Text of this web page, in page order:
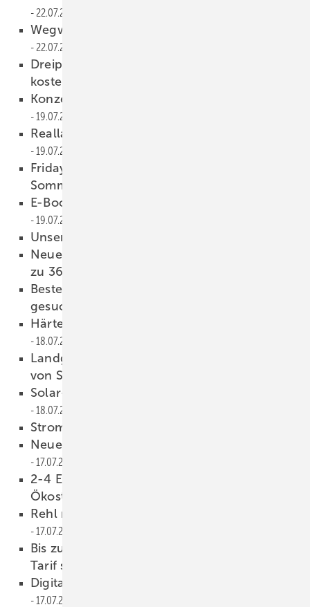
22.07.2019
Wegweisendes Urteil für Landwirte
22.07.2019
Dreiphasiger Umrichter kommt mit
kostenlosem Monitoring
Konzernweit 100 Prozent Ökostrom ab 2020
19.07.2019
Reallabore setzen auf Wasserstoff
19.07.2019
Fridays for Future macht keine
Sommerpause
E-Boote: Die Königin des Comer Sees
19.07.2019
Unsere Produkte der Woche
Neues Video: Das Neon R von LG liefert bis
zu 360 Watt
Beste Doktorandin der Elektrotechnik
gesucht
Härtere Strafen für Stromzocker geplant
18.07.2019
Landgericht bestätigt Garantiebedingungen
von Sonnen
Solar-Carport und Wall-Boxen für BMWi
18.07.2019
Strom mit Keramik speichern
Neues Verfahren für Perowskit-Zellen
17.07.2019
2-4 Energy entwickelt Druckluftspeicher für
Ökostrom
Rehl nimmt Solarmax ins Sortiment
17.07.2019
Bis zum 09.09.2019 vergünstigten Early Bird
Tarif sichern!
Digitalisierung praxisnah erleben!
17.07.2019